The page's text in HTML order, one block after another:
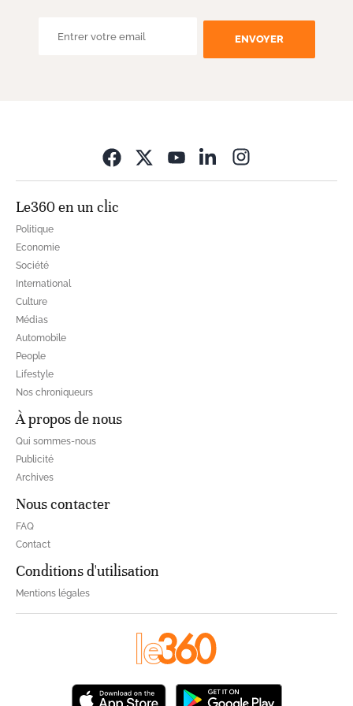
ENVOYER
Le360 en un clic
Politique
Economie
Société
International
Culture
Médias
Automobile
People
Lifestyle
Nos chroniqueurs
À propos de nous
Qui sommes-nous
Publicité
Archives
Nous contacter
FAQ
Contact
Conditions d'utilisation
Mentions légales